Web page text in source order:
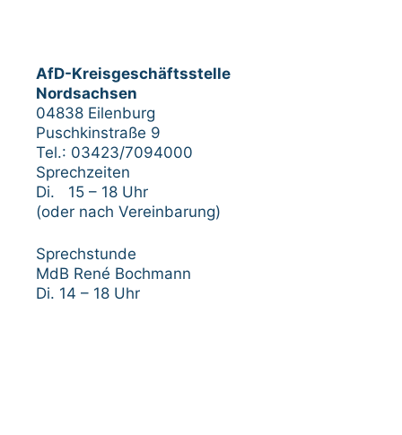
AfD-Kreisgeschäftsstelle
Nordsachsen
04838 Eilenburg
Puschkinstraße 9
Tel.: 03423/7094000
Sprechzeiten
Di. 15 – 18 Uhr
(oder nach Vereinbarung)
Sprechstunde
MdB René Bochmann
Di. 14 – 18 Uhr